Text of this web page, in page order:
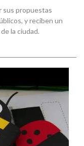
sus propuestas
y reciben un
la ciudad.